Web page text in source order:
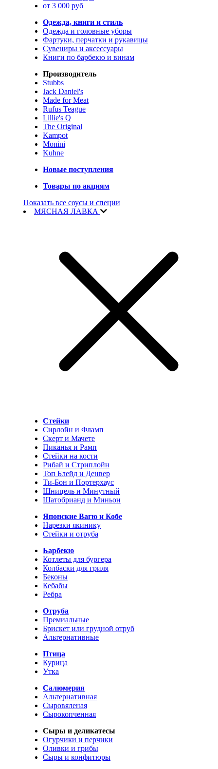
от 3 000 руб
Одежда, книги и стиль
Одежда и головные уборы
Фартуки, перчатки и рукавицы
Сувениры и аксессуары
Книги по барбекю и винам
Производитель
Stubbs
Jack Daniel's
Made for Meat
Rufus Teague
Lillie's Q
The Original
Kampot
Monini
Kuhne
Новые поступления
Товары по акциям
Показать все соусы и специи
МЯСНАЯ ЛАВКА
Стейки
Сирлойн и Фламп
Скерт и Мачете
Пиканья и Рамп
Стейки на кости
Рибай и Стриплойн
Топ Блейд и Денвер
Ти-Бон и Портерхаус
Шницель и Минутный
Шатобрианд и Миньон
Японские Вагю и Кобе
Нарезки якинику
Стейки и отруба
Барбекю
Котлеты для бургера
Колбаски для гриля
Беконы
Кебабы
Ребра
Отруба
Премиальные
Брискет или грудной отруб
Альтернативные
Птица
Курица
Утка
Салюмерия
Альтернативная
Сыровяленая
Сырокопченная
Сыры и деликатесы
Огурчики и перчики
Оливки и грибы
Сыры и конфитюры